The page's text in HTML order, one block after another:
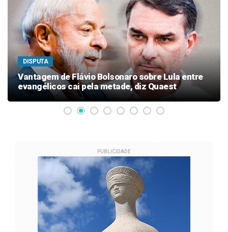
DISPUTA
Vantagem de Flávio Bolsonaro sobre Lula entre
evangélicos cai pela metade, diz Quaest
PUBLICIDADE